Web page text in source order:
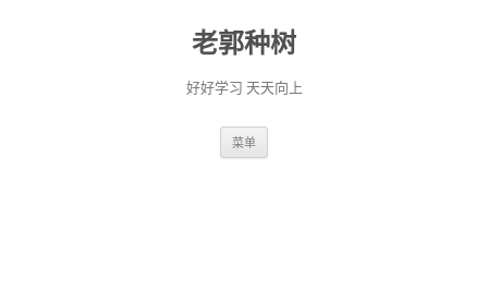
老郭种树
好好学习 天天向上
菜单